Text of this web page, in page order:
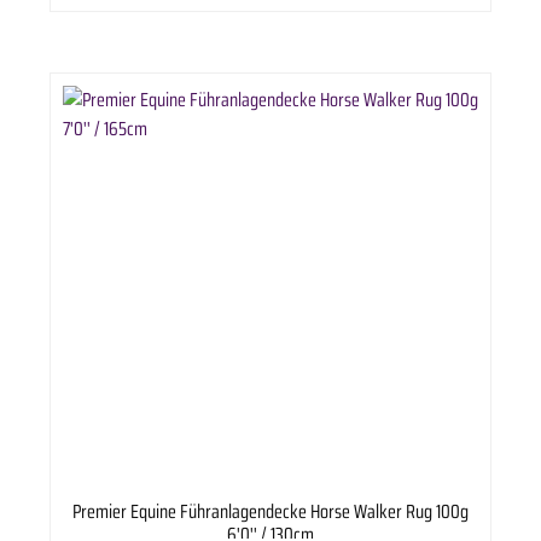
Maschinenwaschbar (30°), natürlich trocken
Premier Equine Führanlagendecke Horse Walker Rug 100g
6'0'' / 130cm